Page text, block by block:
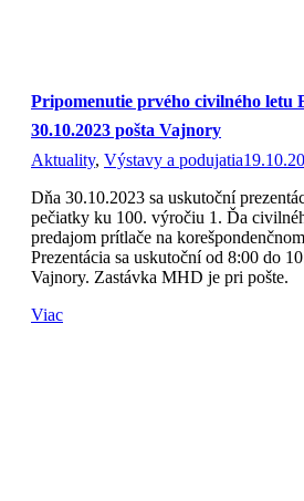
Pripomenutie prvého civilného letu
30.10.2023 pošta Vajnory
Aktuality, Výstavy a podujatia
Dňa 30.10.2023 sa uskutoční
pečiatky ku 100. výročiu 1. Ďa
predajom prítlače na
Prezentácia sa uskutoční od 8:00 do
Vajnory. Zastávka MHD je pri pošte.
Viac